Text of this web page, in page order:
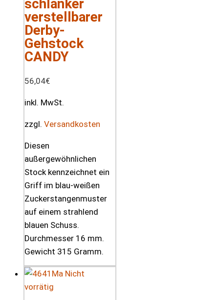
schlanker
verstellbarer
Derby-
Gehstock
CANDY
56,04€
inkl. MwSt.
zzgl. Versandkosten
Diesen
außergewöhnlichen
Stock kennzeichnet ein
Griff im blau-weißen
Zuckerstangenmuster
auf einem strahlend
blauen Schuss.
Durchmesser 16 mm.
Gewicht 315 Gramm.
Nicht
vorrätig